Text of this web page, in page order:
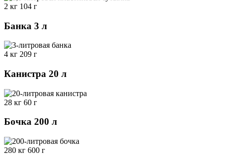
2 кг 104 г
Банка 3 л
4 кг 209 г
Канистра 20 л
28 кг 60 г
Бочка 200 л
280 кг 600 г